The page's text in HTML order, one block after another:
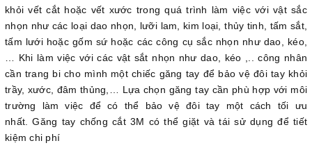
khỏi vết cắt hoặc vết xước trong quá trình làm việc với vật sắc
nhọn như các loại dao nhọn, lưỡi lam, kim loại, thủy tinh, tấm sắt,
tấm lưới hoặc gốm sứ hoặc các công cụ sắc nhọn như dao, kéo,
… Khi làm việc với các vật sắt nhọn như dao, kéo ,.. công nhân
cần trang bi cho mình một chiếc găng tay để bảo vệ đôi tay khỏi
trầy, xước, đâm thủng,… Lựa chọn găng tay cần phù hợp với môi
trường làm việc để có thể bảo vệ đôi tay một cách tối ưu
nhất. Găng tay chống cắt 3M có thể giặt và tái sử dụng để tiết
kiệm chi phí